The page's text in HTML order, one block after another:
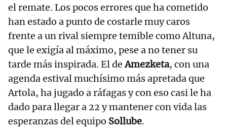
el remate. Los pocos errores que ha cometido
han estado a punto de costarle muy caros
frente a un rival siempre temible como Altuna,
que le exigía al máximo, pese a no tener su
tarde más inspirada. El deAmezketa, con una
agenda estival muchísimo más apretada que
Artola, ha jugado a ráfagas y con eso casi le ha
dado para llegar a 22 y mantener con vida las
esperanzas del equipo Sollube.